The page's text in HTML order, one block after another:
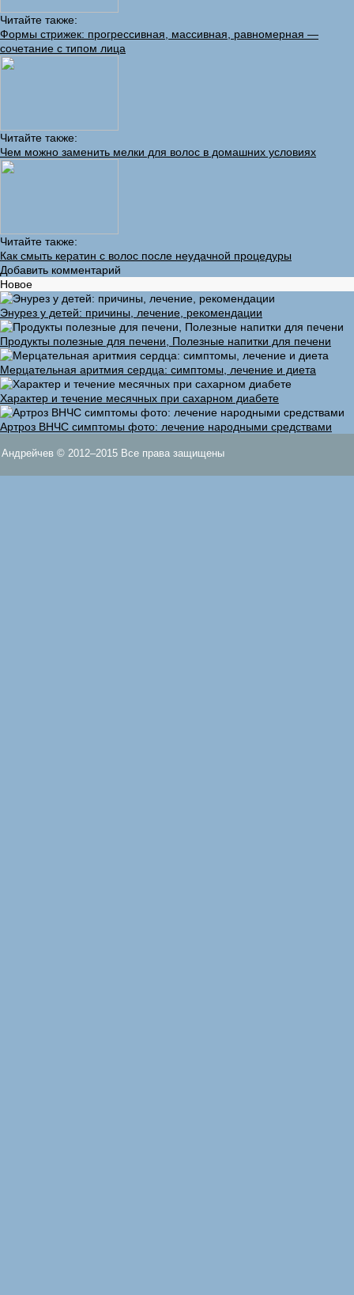
Читайте также:
Формы стрижек: прогрессивная, массивная, равномерная —
сочетание с типом лица
Читайте также:
Чем можно заменить мелки для волос в домашних условиях
Читайте также:
Как смыть кератин с волос после неудачной процедуры
Добавить комментарий
Новое
Энурез у детей: причины, лечение, рекомендации
Продукты полезные для печени, Полезные напитки для печени
Мерцательная аритмия сердца: симптомы, лечение и диета
Характер и течение месячных при сахарном диабете
Артроз ВНЧС симптомы фото: лечение народными средствами
Андрейчев © 2012–2015 Все права защищены